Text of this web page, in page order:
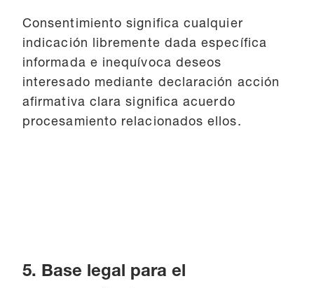
Consentimiento significa cualquier
indicación libremente dada específica
informada e inequívoca deseos
interesado mediante declaración acción
afirmativa clara significa acuerdo
procesamiento relacionados ellos.
5. Base legal para el